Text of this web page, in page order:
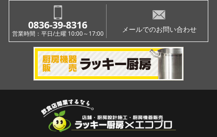
0836-39-8316
営業時間：平日/土曜 10:00～17:00 メールでのお問い合わせ